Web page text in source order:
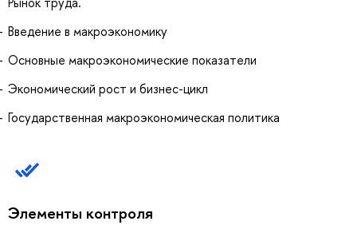
Введение в макроэкономику
Основные макроэкономические показатели
Экономический рост и бизнес-цикл
Государственная макроэкономическая политика
Элементы контроля